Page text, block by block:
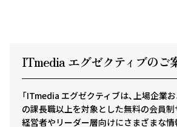
ITmedia エグゼクティ ブのご
「ITmedia エグゼクティブは、上場企業
の課長職以上を対象とした無料の会員制
経営者やリーダー層向けにさまざまな